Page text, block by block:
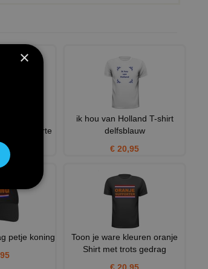
t-shirt korte
ik hou van Holland T-shirt
delfsblauw
€ 20,95
petje koning
Toon je ware kleuren oranje
Shirt met trots gedrag
×